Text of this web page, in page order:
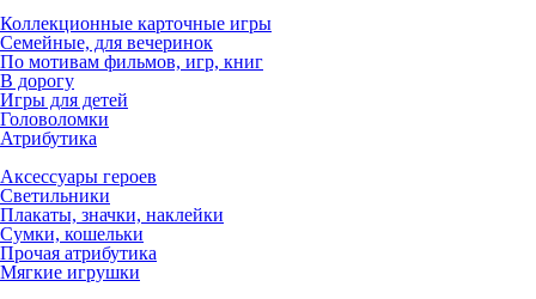
Коллекционные карточные игры
Семейные, для вечеринок
По мотивам фильмов, игр, книг
В дорогу
Игры для детей
Головоломки
Атрибутика
Аксессуары героев
Светильники
Плакаты, значки, наклейки
Сумки, кошельки
Прочая атрибутика
Мягкие игрушки